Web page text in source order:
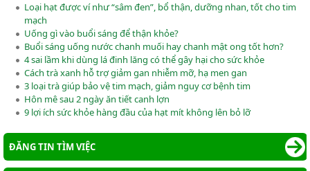
Loại hạt được ví như “sâm đen”, bổ thận, dưỡng nhan, tốt cho tim
mạch
Uống gì vào buổi sáng để thận khỏe?
Buổi sáng uống nước chanh muối hay chanh mật ong tốt hơn?
4 sai lầm khi dùng lá đinh lăng có thể gây hại cho sức khỏe
Cách trà xanh hỗ trợ giảm gan nhiễm mỡ, hạ men gan
3 loại trà giúp bảo vệ tim mạch, giảm nguy cơ bệnh tim
Hôn mê sau 2 ngày ăn tiết canh lợn
9 lợi ích sức khỏe hàng đầu của hạt mít không lên bỏ lỡ
ĐĂNG TIN TÌM VIỆC